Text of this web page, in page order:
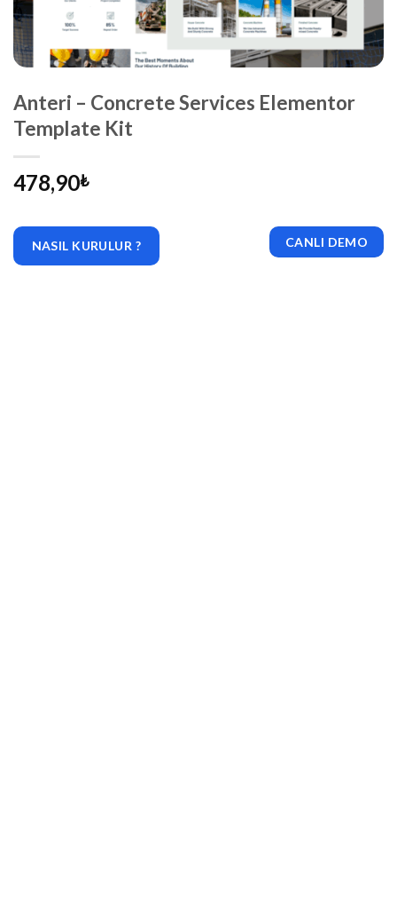
Anteri – Concrete Services Elementor
Template Kit
478,90₺
NASIL KURULUR ? CANLI DEMO